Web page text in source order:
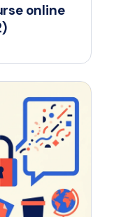
online